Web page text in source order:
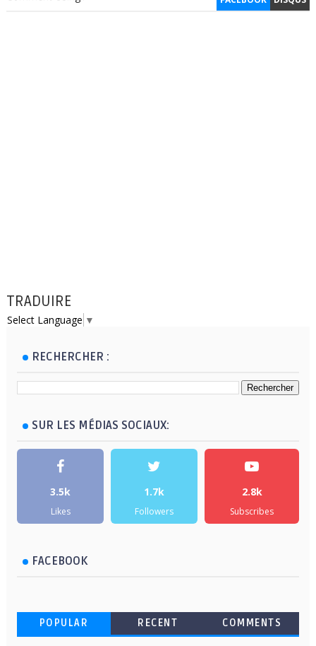
TRADUIRE
Select Language ▼
RECHERCHER :
SUR LES MÉDIAS SOCIAUX:
3.5k
Likes
1.7k
Followers
2.8k
Subscribes
FACEBOOK
POPULAR RECENT COMMENTS